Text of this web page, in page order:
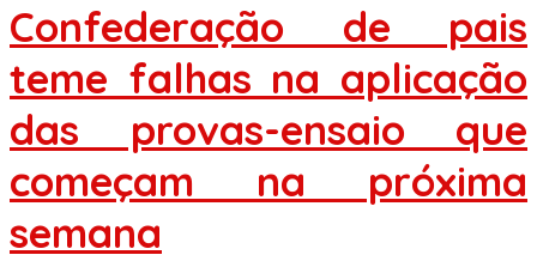
Confederação de pais
teme falhas na aplicação
das provas-ensaio que
começam na próxima
semana